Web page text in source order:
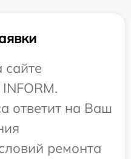
сайте
ответит на Ваш
ремонта